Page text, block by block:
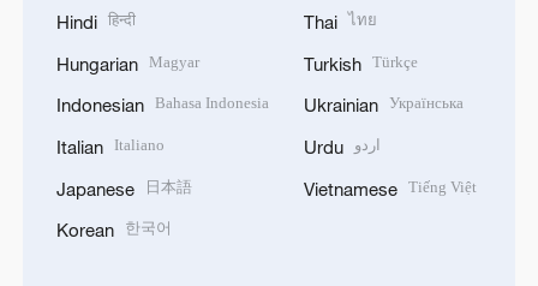
Hindi हिन्दी
Hungarian Magyar
Indonesian Bahasa Indonesia
Italian Italiano
Japanese 日本語
Korean 한국어
Thai ไทย
Turkish Türkçe
Ukrainian Українська
Urdu اردو
Vietnamese Tiếng Việt